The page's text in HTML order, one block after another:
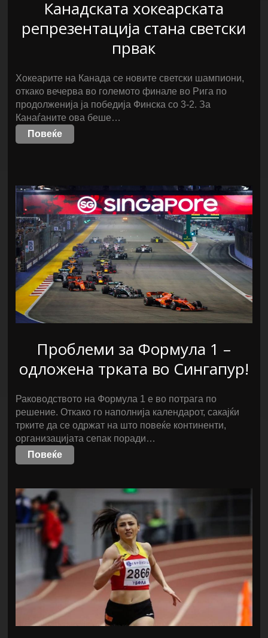
Канадската хокеарската
репрезентација стана светски
првак
Хокеарите на Канада се новите светски шампиони,
откако вечерва во големото финале во Рига по
продолженија ја победија Финска со 3-2. За
Канаѓаните ова беше…
Повеќе
Проблеми за Формула 1 –
одложена трката во Сингапур!
Раководството на Формула 1 е во потрага по
решение. Откако го наполнија календарот, сакајќи
трките да се одржат на што повеќе континенти,
организацијата сепак поради…
Повеќе